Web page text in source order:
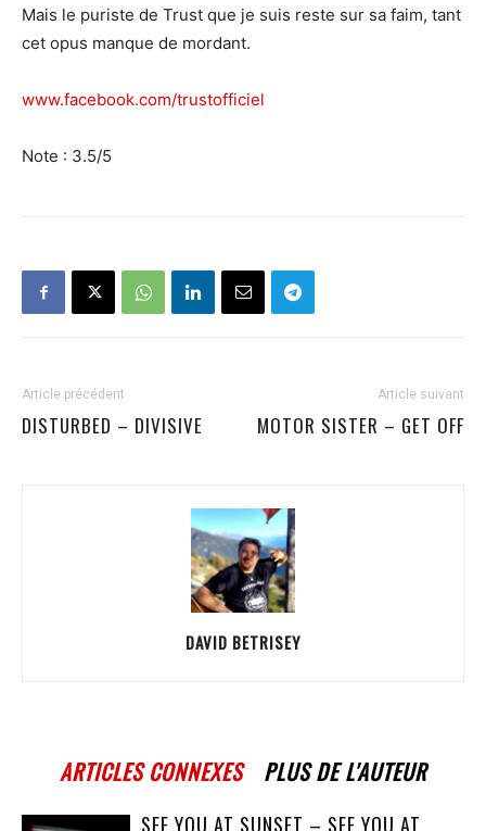
Mais le puriste de Trust que je suis reste sur sa faim, tant
cet opus manque de mordant.
www.facebook.com/trustofficiel
Note : 3.5/5
Article précédent
DISTURBED – DIVISIVE
Article suivant
MOTOR SISTER – GET OFF
DAVID BETRISEY
ARTICLES CONNEXES PLUS DE L'AUTEUR
SEE YOU AT SUNSET – SEE YOU AT